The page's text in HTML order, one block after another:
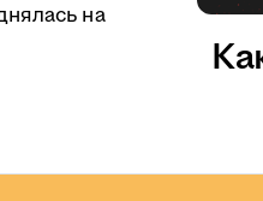
на